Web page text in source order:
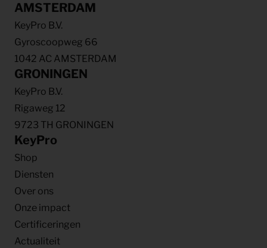
AMSTERDAM
KeyPro B.V.
Gyroscoopweg 66
1042 AC AMSTERDAM
GRONINGEN
KeyPro B.V.
Rigaweg 12
9723 TH GRONINGEN
KeyPro
Shop
Diensten
Over ons
Onze impact
Certificeringen
Actualiteit